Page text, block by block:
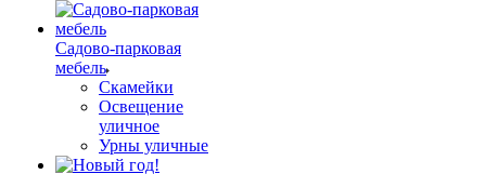
Садово-парковая
мебель
Скамейки
Освещение
уличное
Урны уличные